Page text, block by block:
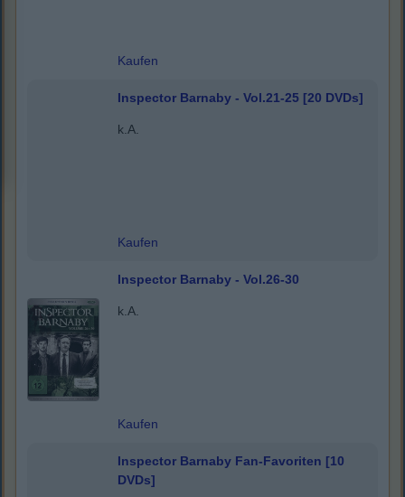
Kaufen
Inspector Barnaby - Vol.21-25 [20 DVDs]
k.A.
Kaufen
Inspector Barnaby - Vol.26-30
k.A.
Kaufen
Inspector Barnaby Fan-Favoriten [10
DVDs]